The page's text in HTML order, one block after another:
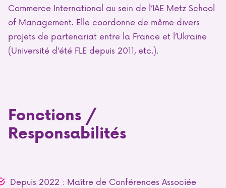
Commerce International au sein de l’IAE Metz School
of Management. Elle coordonne de même divers
projets de partenariat entre la France et l’Ukraine
(Université d’été FLE depuis 2011, etc.).
Fonctions /
Responsabilités
Depuis 2022 : Maître de Conférences Associée